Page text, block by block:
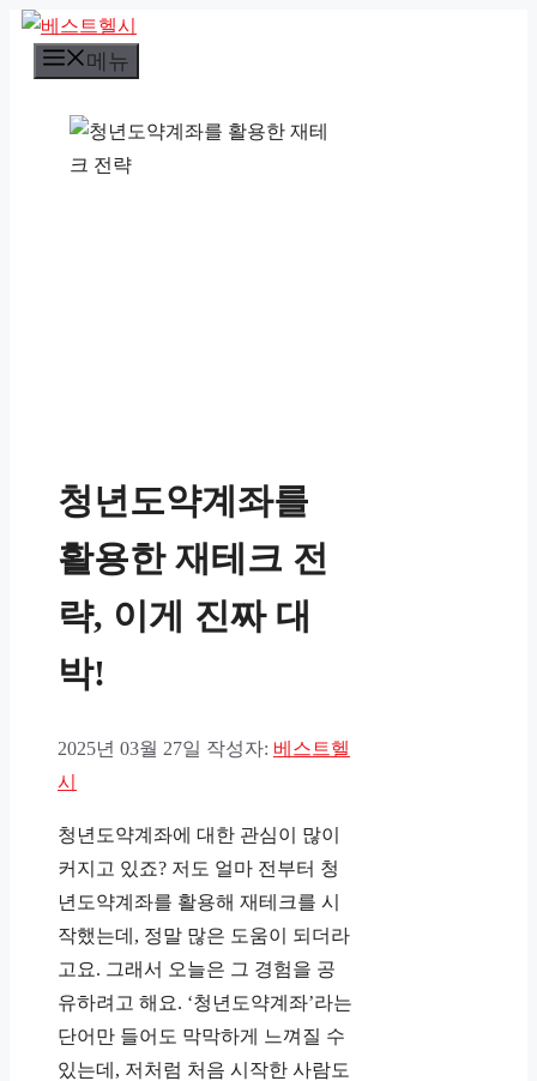
컨
메뉴
청년도약계좌를
활용한 재테크 전
략, 이게 진짜 대
박!
2025년 03월 27일 작성자: 베스트헬
시
청년도약계좌에 대한 관심이 많이
커지고 있죠? 저도 얼마 전부터 청
년도약계좌를 활용해 재테크를 시
작했는데, 정말 많은 도움이 되더라
고요. 그래서 오늘은 그 경험을 공
유하려고 해요. ‘청년도약계좌’라는
단어만 들어도 막막하게 느껴질 수
있는데, 저처럼 처음 시작한 사람도